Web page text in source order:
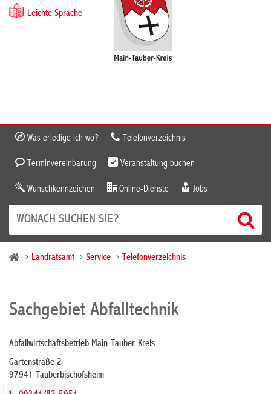
Leichte Sprache
Was erledige ich wo? Telefonverzeichnis
Terminvereinbarung Veranstaltung buchen
Wunschkennzeichen Online-Dienste Jobs
Landratsamt Service Telefonverzeichnis
Sachgebiet Abfalltechnik
Abfallwirtschaftsbetrieb Main-Tauber-Kreis
Gartenstraße 2
97941 Tauberbischofsheim